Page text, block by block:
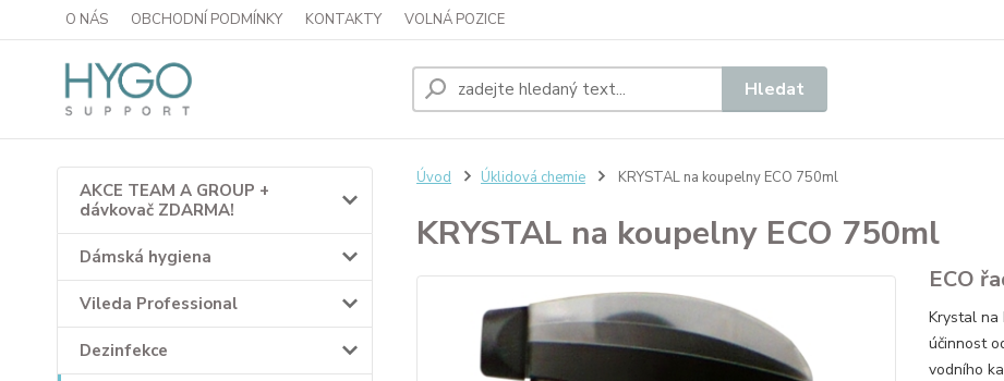
O NÁS OBCHODNÍ PODMÍNKY KONTAKTY VOLNÁ POZICE
Hledat
AKCE TEAM A GROUP +
dávkovač ZDARMA!
Dámská hygiena
Vileda Professional
Dezinfekce
Úvod Úklidová chemie KRYSTAL na koupelny ECO 750ml
KRYSTAL na koupelny ECO 750ml
ECO
Krystal na
účinnost
vodního